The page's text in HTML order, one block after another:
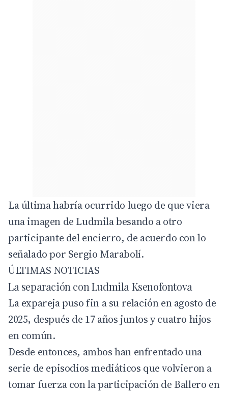
La última habría ocurrido luego de que viera
una imagen de Ludmila besando a otro
participante del encierro, de acuerdo con lo
señalado por Sergio Marabolí.
ÚLTIMAS NOTICIAS
La separación con Ludmila Ksenofontova
La expareja puso fin a su relación en agosto de
2025, después de 17 años juntos y cuatro hijos
en común.
Desde entonces, ambos han enfrentado una
serie de episodios mediáticos que volvieron a
tomar fuerza con la participación de Ballero en